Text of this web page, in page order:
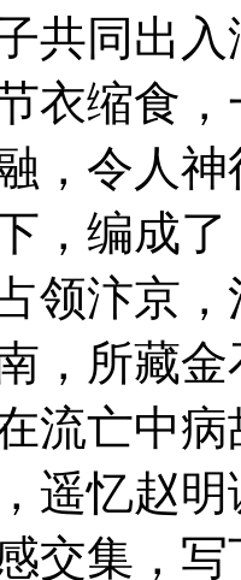
共同出
衣缩食
，令人
，编成
领汴京
，所藏
流亡中
遥忆赵
交集，